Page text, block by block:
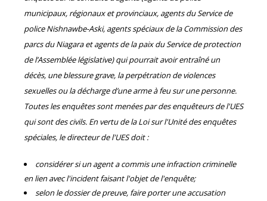
municipaux, régionaux et provinciaux, agents du Service de
police Nishnawbe-Aski, agents spéciaux de la Commission des
parcs du Niagara et agents de la paix du Service de protection
de l’Assemblée législative) qui pourrait avoir entraîné un
décès, une blessure grave, la perpétration de violences
sexuelles ou la décharge d’une arme à feu sur une personne.
Toutes les enquêtes sont menées par des enquêteurs de l'UES
qui sont des civils. En vertu de la Loi sur l'Unité des enquêtes
spéciales, le directeur de l'UES doit :
considérer si un agent a commis une infraction criminelle
en lien avec l'incident faisant l'objet de l'enquête;
selon le dossier de preuve, faire porter une accusation